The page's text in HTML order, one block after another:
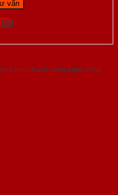
tiêu chuẩn công nghệ Châu